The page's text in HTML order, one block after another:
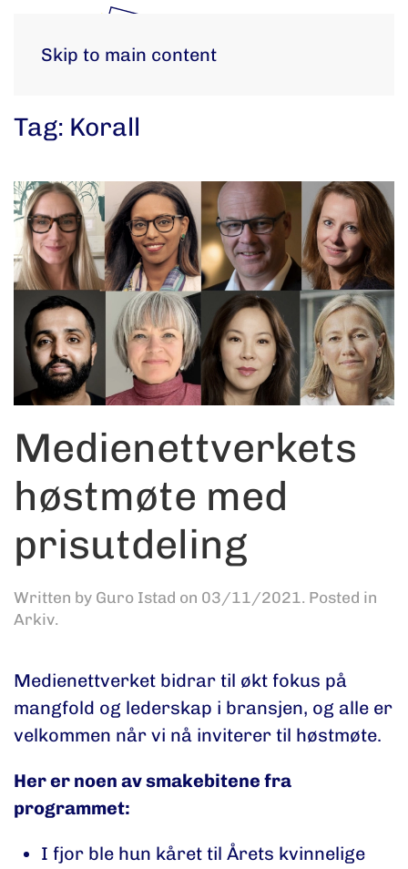
Skip to main content
Tag: Korall
Medienettverkets
høstmøte med
prisutdeling
Written by Guro Istad on 03/11/2021. Posted in
Arkiv.
Medienettverket bidrar til økt fokus på
mangfold og lederskap i bransjen, og alle er
velkommen når vi nå inviterer til høstmøte.
Her er noen av smakebitene fra
programmet:
I fjor ble hun kåret til Årets kvinnelige